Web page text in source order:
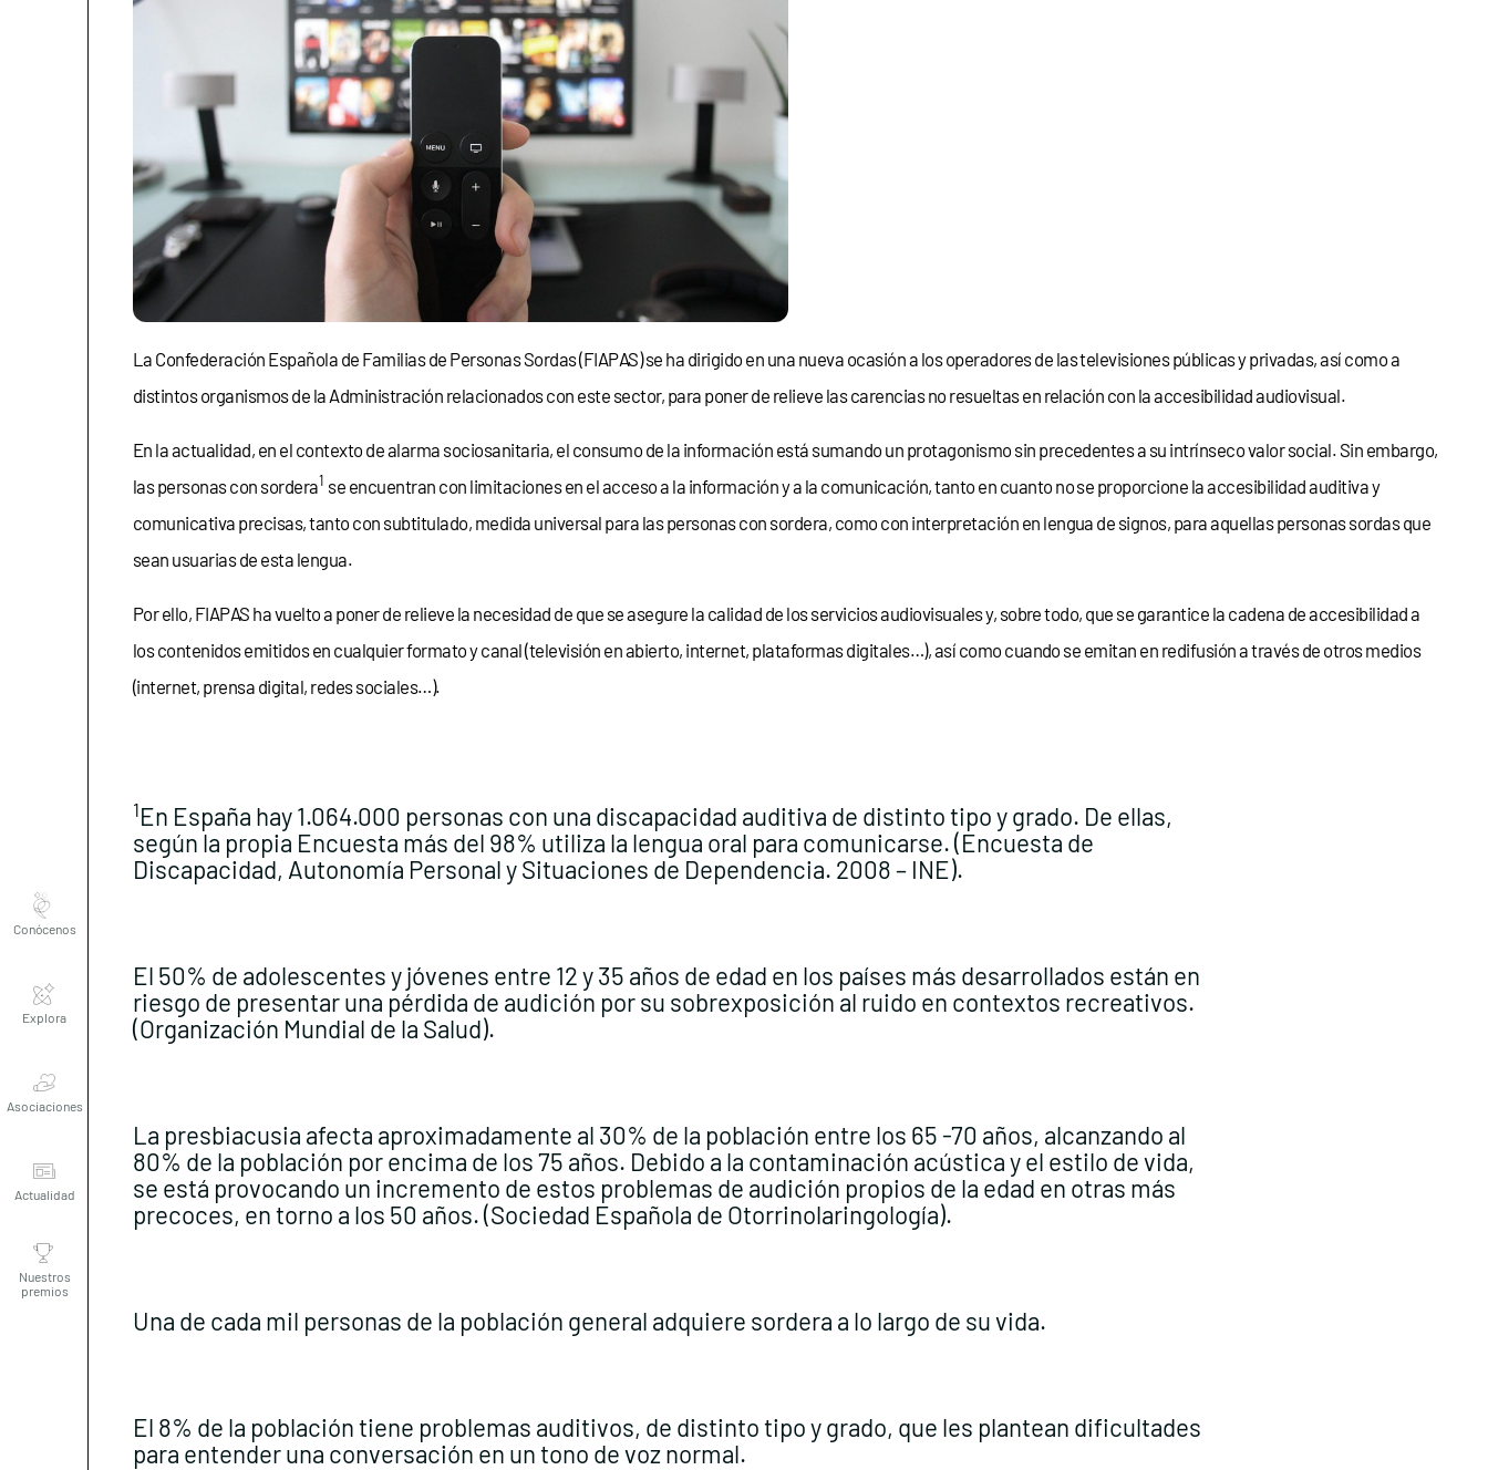
Conócenos
premios
La Confederación Española de Familias de Personas Sordas (FIAPAS) se ha dirigido en una nueva ocasión a los operadores de las televisiones públicas y privadas, así como a
distintos organismos de la Administración relacionados con este sector, para poner de relieve las carencias no resueltas en relación con la accesibilidad audiovisual.
En la actualidad, en el contexto de alarma sociosanitaria, el consumo de la información está sumando un protagonismo sin precedentes a su intrínseco valor social. Sin embargo,
las personas con sordera1se encuentran con limitaciones en el acceso a la información y a la comunicación, tanto en cuanto no se proporcione la accesibilidad auditiva y
comunicativa precisas, tanto con subtitulado, medida universal para las personas con sordera, como con interpretación en lengua de signos, para aquellas personas sordas que
sean usuarias de esta lengua.
Por ello, FIAPAS ha vuelto a poner de relieve la necesidad de que se asegure la calidad de los servicios audiovisuales y, sobre todo, que se garantice la cadena de accesibilidad a
los contenidos emitidos en cualquier formato y canal (televisión en abierto, internet, plataformas digitales…), así como cuando se emitan en redifusión a través de otros medios
(internet, prensa digital, redes sociales…).
1En España hay 1.064.000 personas con una discapacidad auditiva de distinto tipo y grado. De ellas,
según la propia Encuesta más del 98% utiliza la lengua oral para comunicarse. (Encuesta de
Discapacidad, Autonomía Personal y Situaciones de Dependencia. 2008 – INE).
El 50% de adolescentes y jóvenes entre 12 y 35 años de edad en los países más desarrollados están en
riesgo de presentar una pérdida de audición por su sobrexposición al ruido en contextos recreativos.
(Organización Mundial de la Salud).
La presbiacusia afecta aproximadamente al 30% de la población entre los 65 -70 años, alcanzando al
80% de la población por encima de los 75 años. Debido a la contaminación acústica y el estilo de vida,
se está provocando un incremento de estos problemas de audición propios de la edad en otras más
precoces, en torno a los 50 años. (Sociedad Española de Otorrinolaringología).
Una de cada mil personas de la población general adquiere sordera a lo largo de su vida.
El 8% de la población tiene problemas auditivos, de distinto tipo y grado, que les plantean dificultades
para entender una conversación en un tono de voz normal.